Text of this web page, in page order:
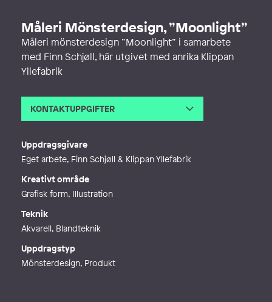
Måleri Mönsterdesign, ”Moonlight”
Måleri mönsterdesign ”Moonlight” i samarbete
med Finn Schjøll, här utgivet med anrika Klippan
Yllefabrik
KONTAKTUPPGIFTER
Uppdragsgivare
Eget arbete, Finn Schjøll & Klippan Yllefabrik
Kreativt område
Grafisk form, Illustration
Teknik
Akvarell, Blandteknik
Uppdragstyp
Mönsterdesign, Produkt